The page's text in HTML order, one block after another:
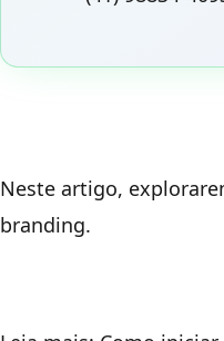
Neste artigo,
branding.